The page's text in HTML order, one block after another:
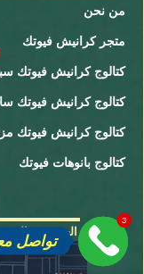
من نحن
متجر كرانيش فيوتك
كتالوج كرانيش فيوتك
كتالوج كرانيش فيوتك
كتالوج كرانيش فيوتك
كتالوج بانوهات فيوتك
القاهرة الجديدة - التجمع
تواصل
3